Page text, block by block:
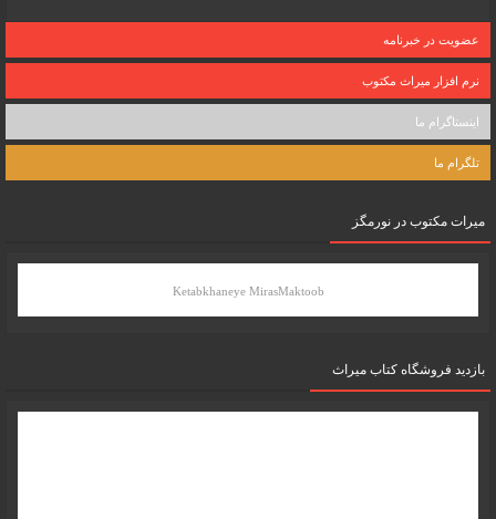
عضویت در خبرنامه
نرم افزار میراث مکتوب
اینستاگرام ما
تلگرام ما
میرات مکتوب در نورمگز
Ketabkhaneye MirasMaktoob
بازدید فروشگاه کتاب میراث